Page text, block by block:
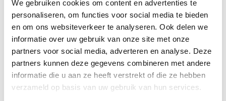
We gebruiken cookies om content en advertenties te
personaliseren, om functies voor social media te bieden
en om ons websiteverkeer te analyseren. Ook delen we
informatie over uw gebruik van onze site met onze
partners voor social media, adverteren en analyse. Deze
partners kunnen deze gegevens combineren met andere
informatie die u aan ze heeft verstrekt of die ze hebben
verzameld op basis van uw gebruik van hun services.
landschap,’ oordeelt mijn wandelmaatje.
Akkers maken plaats voor bossen, omdat de
kaart niet altijd even duidelijk is, raadplegen we af
en toe een passant om te checken of we nog de
goede kant op gaan. “Gedichtenroute?” zegt een
vrouw achter een kinderwagen verbaasd. “Ken ik